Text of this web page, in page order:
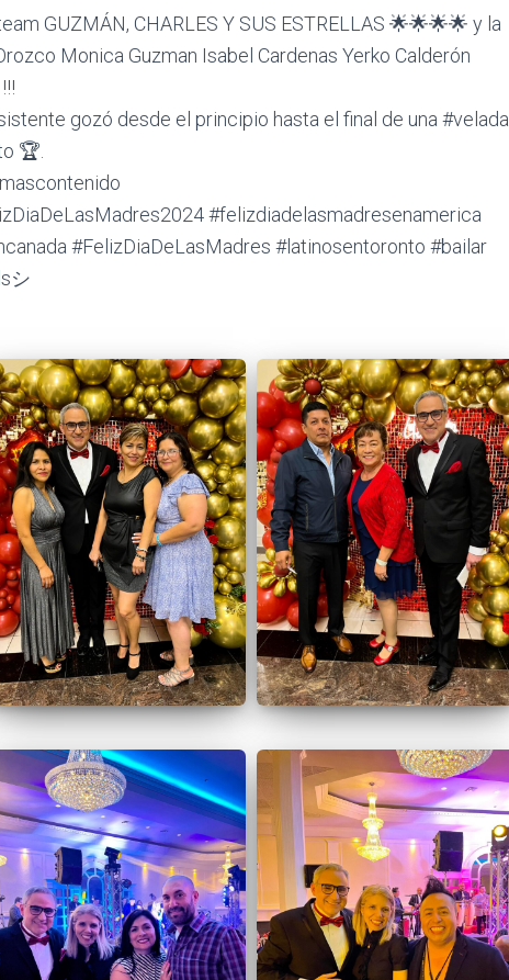
GUZMÁN, CHARLES Y SUS ESTRELLAS 🌟🌟🌟🌟 y la
Monica Guzman Isabel Cardenas Yerko Calderón
gozó desde el principio hasta el final de una #velada
🏆.
#felizdiadelasmadresenamerica
#FelizDiaDeLasMadres #latinosentoronto #bailar
シ